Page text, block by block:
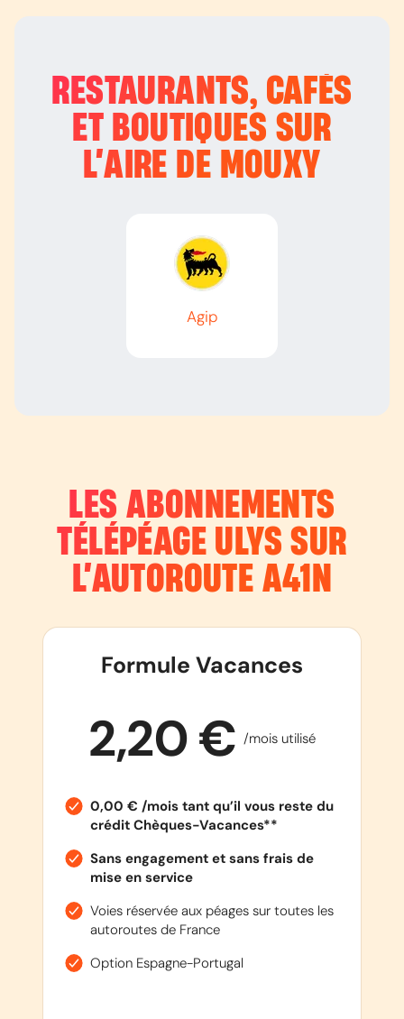
RESTAURANTS, CAFÉS
ET BOUTIQUES SUR
L’AIRE DE MOUXY
Agip
LES ABONNEMENTS
TÉLÉPÉAGE ULYS SUR
L’AUTOROUTE A41N
Formule Vacances
2,20 € /mois utilisé
0,00 € /mois tant qu’il vous reste du
crédit Chèques-Vacances**
Sans engagement et sans frais de
mise en service
Voies réservée aux péages sur toutes les
autoroutes de France
Option Espagne-Portugal